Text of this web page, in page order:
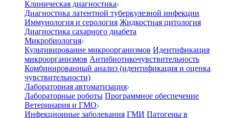
Клиническая диагностика
Диагностика латентной туберкулезной инфекции
Иммунология и серология Жидкостная цитология
Диагностика сахарного диабета
Микробиология
Культивирование микроорганизмов Идентификация
микроорганизмов Антибиотикочувствительность
Комбинированный анализ (идентификация и оценка
чувствительности)
Лабораторная автоматизация
Лабораторные роботы Программное обеспечение
Ветеринария и ГМО
Инфекционные заболевания ГМИ Патогены в